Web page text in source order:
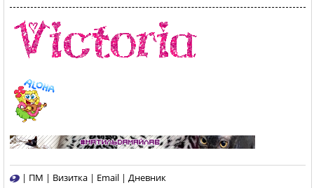
| ПМ | Визитка | Email | Дневник